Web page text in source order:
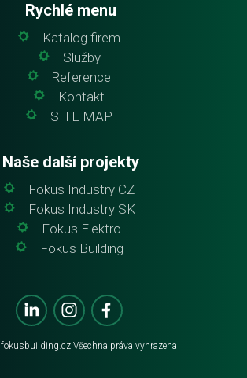
Rychlé menu
Katalog firem
Služby
Reference
Kontakt
SITE MAP
Naše další projekty
Fokus Industry CZ
Fokus Industry SK
Fokus Elektro
Fokus Building
fokusbuilding.czVšechna práva vyhrazena